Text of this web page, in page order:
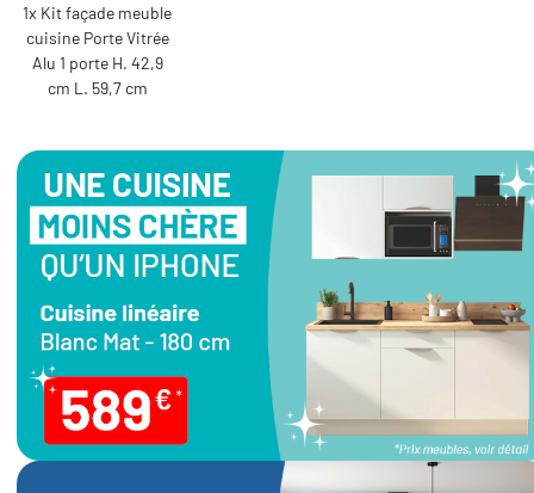
1x Kit façade meuble
cuisine Porte Vitrée
Alu 1 porte H. 42,9
cm L. 59,7 cm